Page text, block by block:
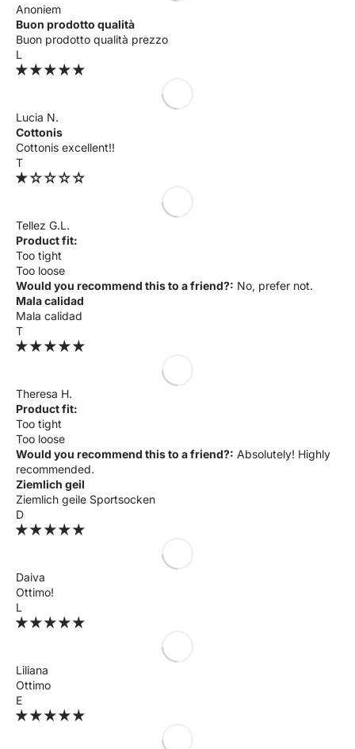
Anoniem
Buon prodotto qualità
Buon prodotto qualità prezzo
L
Lucia N.
Cottonis
Cottonis excellent!!
T
Tellez G.L.
Product fit:
Too tight
Too loose
Would you recommend this to a friend?: No, prefer not.
Mala calidad
Mala calidad
T
Theresa H.
Product fit:
Too tight
Too loose
Would you recommend this to a friend?: Absolutely! Highly
recommended.
Ziemlich geil
Ziemlich geile Sportsocken
D
Daiva
Ottimo!
L
Liliana
Ottimo
E